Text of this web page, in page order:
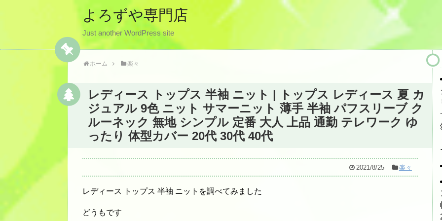
よろずや専門店
Just another WordPress site
ホーム 楽々
レディース トップス 半袖 ニット | トップス レディース 夏 カ
ジュアル 9色 ニット サマーニット 薄手 半袖 パフスリーブ ク
ルーネック 無地 シンプル 定番 大人 上品 通勤 テレワーク ゆ
ったり 体型カバー 20代 30代 40代
2021/8/25 楽々
レディース トップス 半袖 ニットを調べてみました
どうもです